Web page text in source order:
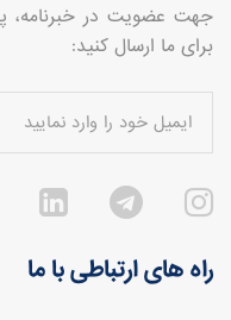
جهت عضویت در خبرنامه،
برای ما ارسال کنید:
راه های ارتباطی با ما